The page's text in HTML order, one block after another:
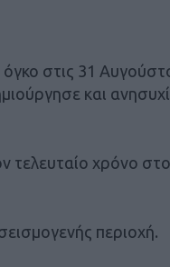
στις 31
και
τελευταίο χρόνο στο
περιοχή.